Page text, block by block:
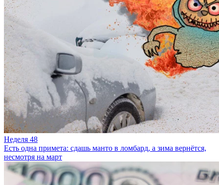
Неделя 48
Есть одна примета: сдашь манто в ломбард, а зима вернётся,
несмотря на март